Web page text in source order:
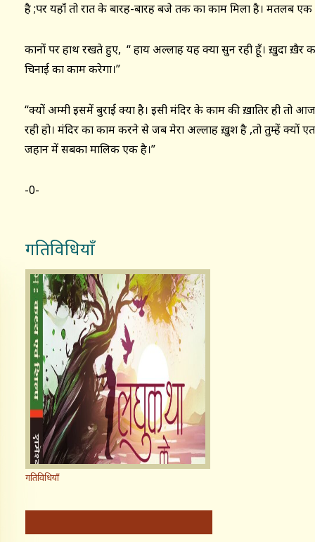
है ;पर यहाँ तो रात के बारह-बारह बजे तक का काम मिला है। मतलब एक
कानों पर हाथ रखते हुए, “ हाय अल्लाह यह क्या सुन रही हूँ। ख़ुदा ख़ैर
चिनाई का काम करेगा।”
“क्यों अम्मी इसमें बुराई क्या है। इसी मंदिर के काम की ख़ातिर ही तो
रही हो। मंदिर का काम करने से जब मेरा अल्लाह ख़ुश है ,तो तुम्हें क्यों
जहान में सबका मालिक एक है।”
-0-
गतिविधियाँ
गतिविधियाँ